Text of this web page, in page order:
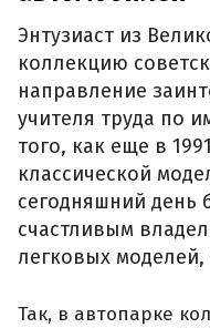
Энтузиаст из
коллекцию
направление
учителя труда по
того, как еще в
классической
сегодняшний день
счастливым
легковых
Так, в автопарке